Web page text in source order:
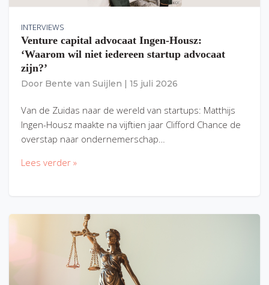
INTERVIEWS
Venture capital advocaat Ingen-Housz:
‘Waarom wil niet iedereen startup advocaat
zijn?’
Door Bente van Suijlen 15 juli 2026
Van de Zuidas naar de wereld van startups: Matthijs
Ingen-Housz maakte na vijftien jaar Clifford Chance de
overstap naar ondernemerschap…
Lees verder »